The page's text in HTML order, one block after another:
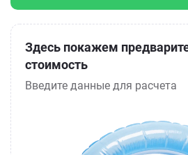
Здесь покажем
стоимость
Введите данные для расчета